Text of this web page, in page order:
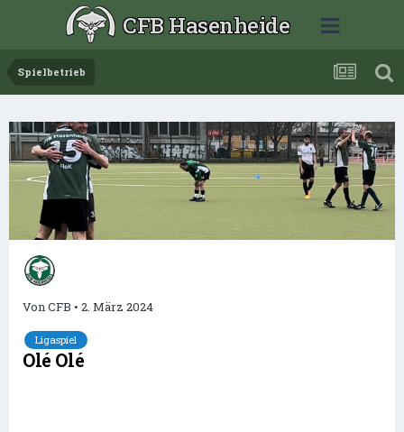
CFB Hasenheide
Spielbetrieb
VonCFB • 2. März 2024
Ligaspiel
Olé Olé